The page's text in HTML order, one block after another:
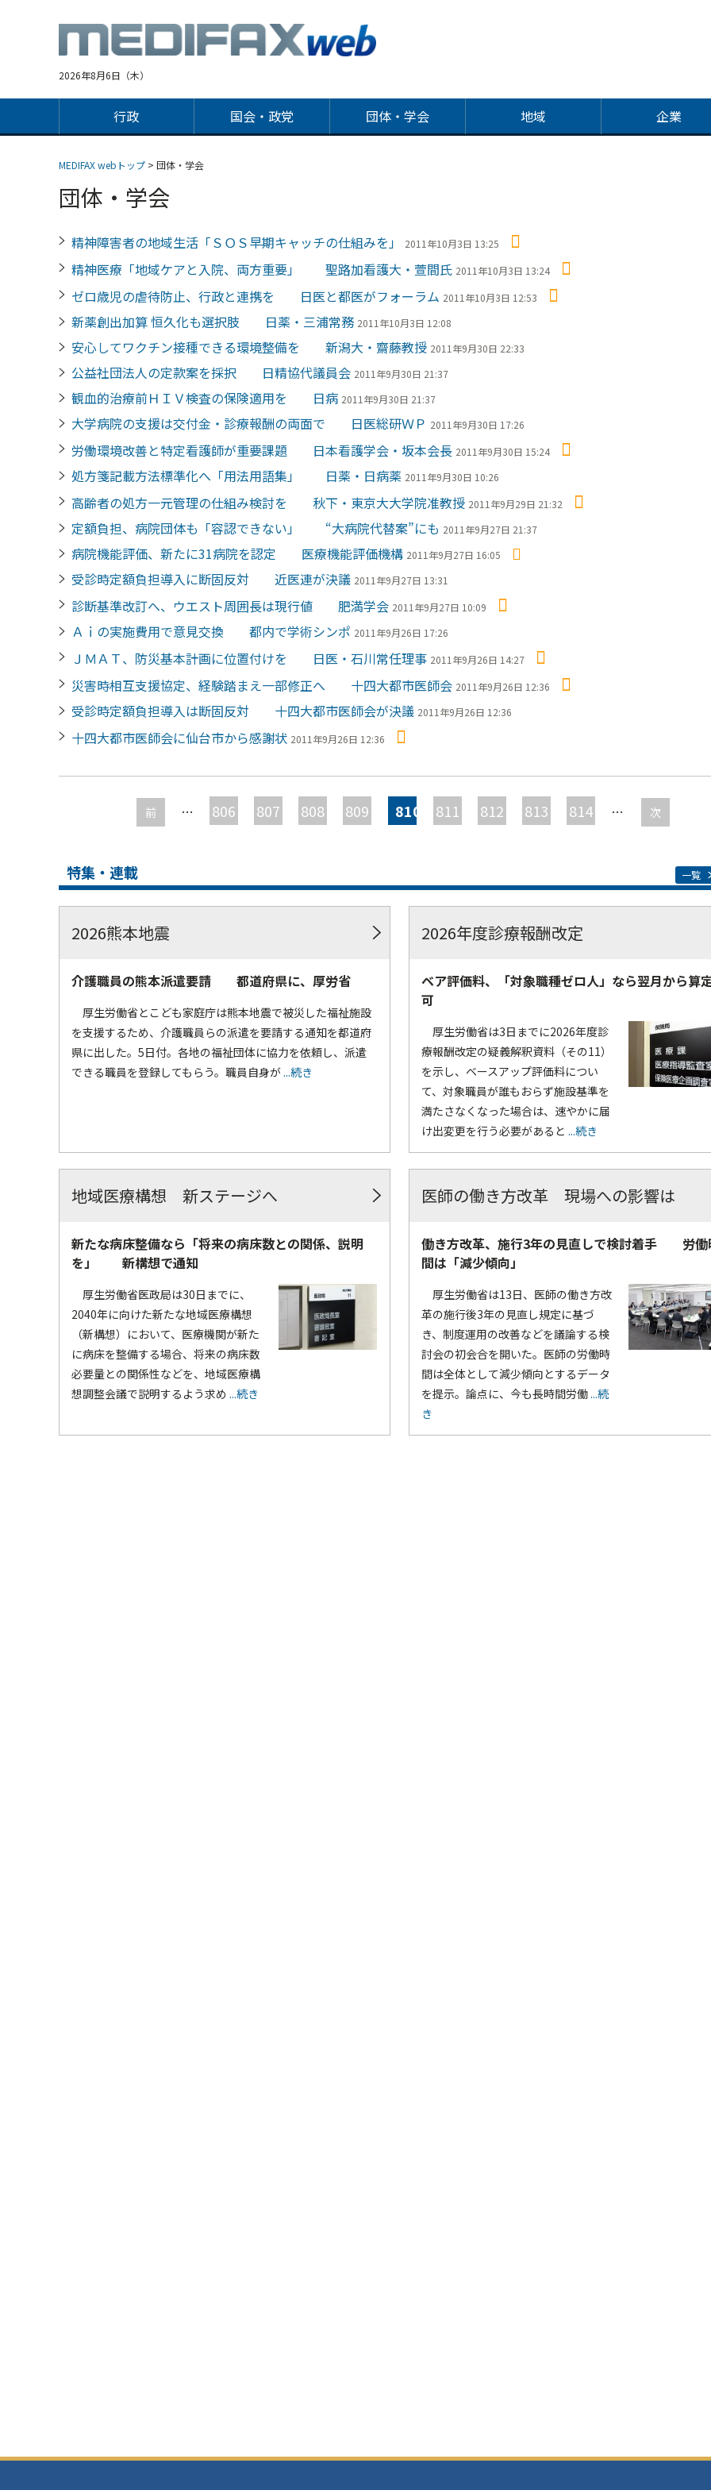
2026年8月6日（木）
行政 国会・政党 団体・学会 地域 企業
MEDIFAX webトップ > 団体・学会
団体・学会
精神障害者の地域生活「ＳＯＳ早期キャッチの仕組みを」 2011年10月3日 13:25
精神医療「地域ケアと入院、両方重要」 聖路加看護大・萱間氏 2011年10月3日 13:24
ゼロ歳児の虐待防止、行政と連携を 日医と都医がフォーラム 2011年10月3日 12:53
新薬創出加算 恒久化も選択肢 日薬・三浦常務 2011年10月3日 12:08
安心してワクチン接種できる環境整備を 新潟大・齋藤教授 2011年9月30日 22:33
公益社団法人の定款案を採択 日精協代議員会 2011年9月30日 21:37
観血的治療前ＨＩＶ検査の保険適用を 日病 2011年9月30日 21:37
大学病院の支援は交付金・診療報酬の両面で 日医総研ＷＰ 2011年9月30日 17:26
労働環境改善と特定看護師が重要課題 日本看護学会・坂本会長 2011年9月30日 15:24
処方箋記載方法標準化へ「用法用語集」 日薬・日病薬 2011年9月30日 10:26
高齢者の処方一元管理の仕組み検討を 秋下・東京大大学院准教授 2011年9月29日 21:32
定額負担、病院団体も「容認できない」 “大病院代替案”にも 2011年9月27日 21:37
病院機能評価、新たに31病院を認定 医療機能評価機構 2011年9月27日 16:05
受診時定額負担導入に断固反対 近医連が決議 2011年9月27日 13:31
診断基準改訂へ、ウエスト周囲長は現行値 肥満学会 2011年9月27日 10:09
Ａｉの実施費用で意見交換 都内で学術シンポ 2011年9月26日 17:26
ＪＭＡＴ、防災基本計画に位置付けを 日医・石川常任理事 2011年9月26日 14:27
災害時相互支援協定、経験踏まえ一部修正へ 十四大都市医師会 2011年9月26日 12:36
受診時定額負担導入は断固反対 十四大都市医師会が決議 2011年9月26日 12:36
十四大都市医師会に仙台市から感謝状 2011年9月26日 12:36
ペ
前 … 806 807 808 809 810 811 812 813 814 … 次
特集・連載 一覧
2026熊本地震
介護職員の熊本派遣要請 都道府県に、厚労省
厚生労働省とこども家庭庁は熊本地震で被災した福祉施設
を支援するため、介護職員らの派遣を要請する通知を都道府
県に出した。5日付。各地の福祉団体に協力を依頼し、派遣
できる職員を登録してもらう。職員自身が...続き
2026年度診療報酬改定
ベア評価料、「対象職種ゼロ人」なら翌月から算
可
厚生労働省は3日までに2026年度診
療報酬改定の疑義解釈資料（その11）
を示し、ベースアップ評価料につい
て、対象職員が誰もおらず施設基準を
満たさなくなった場合は、速やかに届
け出変更を行う必要があると ...続き
地域医療構想 新ステージへ
新たな病床整備なら「将来の病床数との関係、説明
を」 新構想で通知
厚生労働省医政局は30日までに、
2040年に向けた新たな地域医療構想
（新構想）において、医療機関が新た
に病床を整備する場合、将来の病床数
必要量との関係性などを、地域医療構
想調整会議で説明するよう求め ...続き
医師の働き方改革 現場への影響は
働き方改革、施行3年の見直しで検討着手 労働
間は「減少傾向」
厚生労働省は13日、医師の働き方改
革の施行後3年の見直し規定に基づ
き、制度運用の改善などを議論する検
討会の初会合を開いた。医師の労働時
間は全体として減少傾向とするデータ
を提示。論点に、今も長時間労働...続
き